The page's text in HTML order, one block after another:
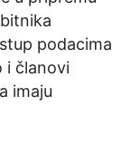
podacima
i članovi
imaju